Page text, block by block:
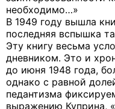
необходимо…»
В 1949 году вышла
последняя вспышка
Эту книгу весьма
дневником. Это и
до июня 1948 года,
однако с равной
педантизма
выражению Куприна,